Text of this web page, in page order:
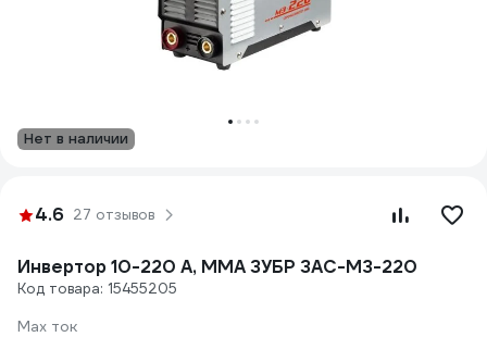
Нет в наличии
4.6 27 отзывов
Инвертор 10-220 А, ММА ЗУБР ЗАС-М3-220
Код товара: 15455205
Max ток